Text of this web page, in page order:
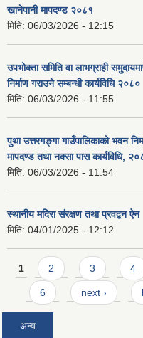
खानेपानी मापदण्ड २०८१
मिति: 06/03/2026 - 12:15
उपभोक्ता समिति वा लाभग्राही
निर्माण गराउने सम्बन्धी कार्यविधि २०८०
मिति: 06/03/2026 - 11:55
पुथा उत्तरगङ्गा गाउँपालिकाको भवन
मापदण्ड तथा नक्सा पास कार्यविधि,
मिति: 06/03/2026 - 11:54
स्थानीय मदिरा संरक्षण तथा प्रवद्बन ऐन
मिति: 04/01/2025 - 12:12
Pages
1 2 3 4
6 next ›
अन्य